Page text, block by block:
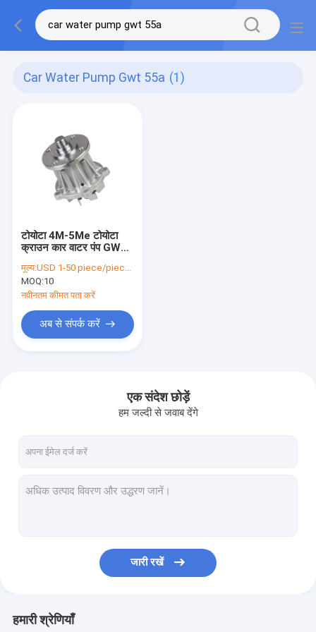
Car Water Pump Gwt 55a (1)
टोयोटा 4M-5Me टोयोटा
क्राउन कार वाटर पंप GWT-
मूल्य:USD 1-50 piece/pieces
MOQ:10
नवीनतम कीमत पता करें
अब से संपर्क करें
एक संदेश छोड़ें
हम जल्दी से जवाब देंगे
जारी रखें
हमारी श्रेणियाँ